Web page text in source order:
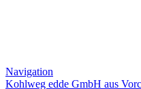
Navigation
Kohlweg edde GmbH aus